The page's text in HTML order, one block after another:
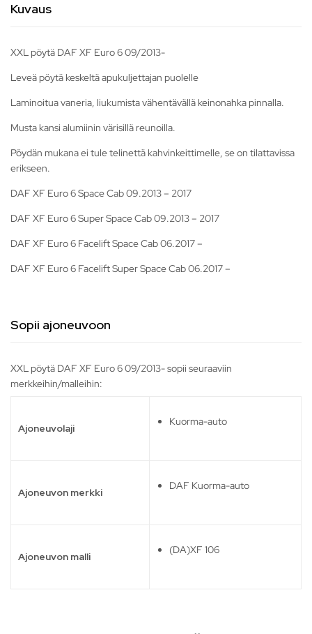
Kuvaus
XXL pöytä DAF XF Euro 6 09/2013-
Leveä pöytä keskeltä apukuljettajan puolelle
Laminoitua vaneria, liukumista vähentävällä keinonahka pinnalla.
Musta kansi alumiinin värisillä reunoilla.
Pöydän mukana ei tule telinettä kahvinkeittimelle, se on tilattavissa
erikseen.
DAF XF Euro 6 Space Cab 09.2013 – 2017
DAF XF Euro 6 Super Space Cab 09.2013 – 2017
DAF XF Euro 6 Facelift Space Cab 06.2017 –
DAF XF Euro 6 Facelift Super Space Cab 06.2017 –
Sopii ajoneuvoon
XXL pöytä DAF XF Euro 6 09/2013- sopii seuraaviin
merkkeihin/malleihin:
Ajoneuvolaji
Kuorma-auto
Ajoneuvon merkki
DAF Kuorma-auto
Ajoneuvon malli
(DA)XF 106